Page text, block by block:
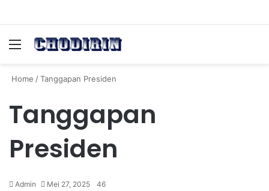
Menu
Home /Tanggapan Presiden
Tanggapan
Presiden
Admin Mei 27, 2025 46